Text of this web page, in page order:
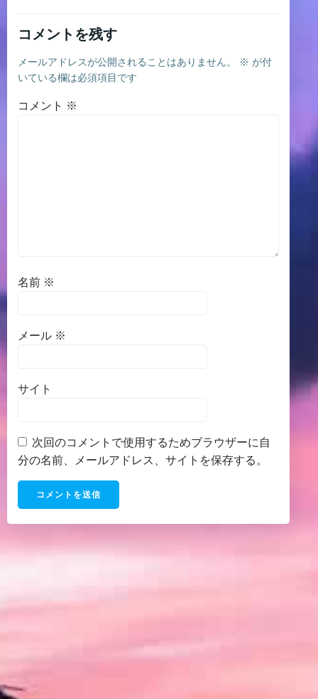
コメントを残す
メールアドレスが公開されることはありません。 ※ が付
いている欄は必須項目です
コメント ※
名前 ※
メール ※
サイト
次回のコメントで使用するためブラウザーに自
分の名前、メールアドレス、サイトを保存する。